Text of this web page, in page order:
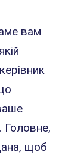
вам
Головне,
щоб